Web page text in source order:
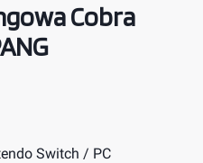
Cobra
Switch / PC